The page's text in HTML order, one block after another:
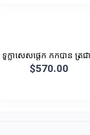
ទូក្លាសេសផ្តេក កកបាន ត្រជ
បាន
$570.00